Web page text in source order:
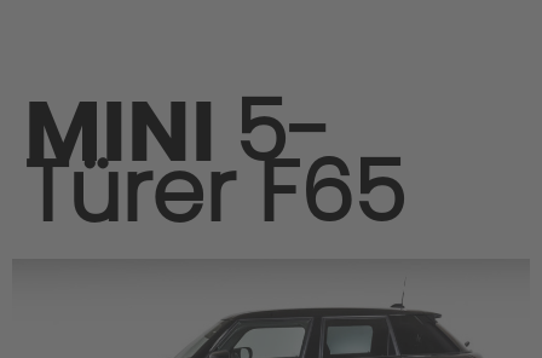
MINI 5-
Türer F65